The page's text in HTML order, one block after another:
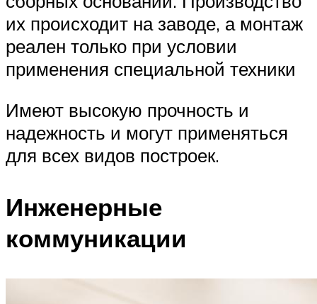
их происходит на заводе, а монтаж
реален только при условии
применения специальной техники
Имеют высокую прочность и
надежность и могут применяться
для всех видов построек.
Инженерные
коммуникации